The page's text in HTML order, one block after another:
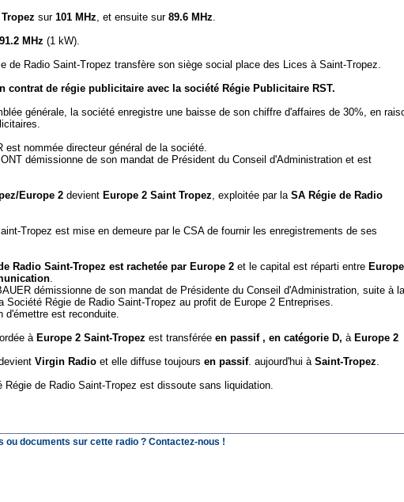
sur 101 MHz, et ensuite sur 89.6 MHz.
91.2 MHz (1 kW).
de Radio Saint-Tropez transfère son siège social place des Lices à Saint-Tropez.
contrat de régie publicitaire avec la société Régie Publicitaire RST.
générale, la société enregistre une baisse de son chiffre d'affaires de 30%, en
est nommée directeur général de la société.
démissionne de son mandat de Président du Conseil d'Administration et est
Europe 2 devient Europe 2 Saint Tropez, exploitée par la SA Régie de Radio
Tropez est mise en demeure par le CSA de fournir les enregistrements de ses
Radio Saint-Tropez est rachetée par Europe 2 et le capital est réparti entre
.
démissionne de son mandat de Présidente du Conseil d'Administration, suite à la
Société Régie de Radio Saint-Tropez au profit de Europe 2 Entreprises.
d'émettre est reconduite.
à Europe 2 Saint-Tropez est transférée en passif , en catégorie D, à Europe 2
Virgin Radio et elle diffuse toujours en passif. aujourd'hui à Saint-Tropez.
Régie de Radio Saint-Tropez est dissoute sans liquidation.
ou documents sur cette radio ? Contactez-nous !